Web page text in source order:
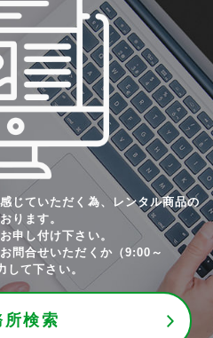
じていただく為、レンタル商品の
ります。
申し付け下さい。
問合せいただくか（9:00～
して下さい。
所検索